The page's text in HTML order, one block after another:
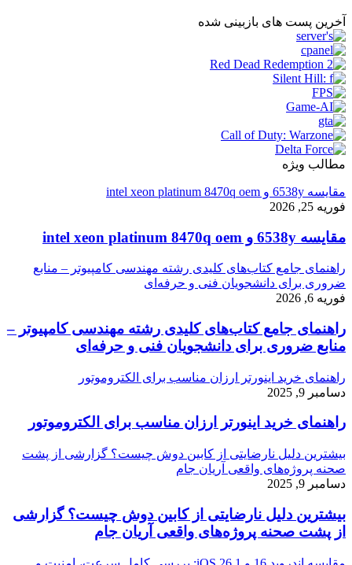
آخرین پست های بازبینی شده
مطالب ویژه
مقایسه 6538y و intel xeon platinum 8470q oem
فوریه 25, 2026
مقایسه 6538y و intel xeon platinum 8470q oem
راهنمای جامع کتاب‌های کلیدی رشته مهندسی کامپیوتر – منابع
ضروری برای دانشجویان فنی و حرفه‌ای
فوریه 6, 2026
راهنمای جامع کتاب‌های کلیدی رشته مهندسی کامپیوتر –
منابع ضروری برای دانشجویان فنی و حرفه‌ای
راهنمای خرید اینورتر ارزان مناسب برای الکتروموتور
دسامبر 9, 2025
راهنمای خرید اینورتر ارزان مناسب برای الکتروموتور
بیشترین دلیل نارضایتی از کابین دوش چیست؟ گزارشی از پشت
صحنه پروژه‌های واقعی آریان جام
دسامبر 9, 2025
بیشترین دلیل نارضایتی از کابین دوش چیست؟ گزارشی
از پشت صحنه پروژه‌های واقعی آریان جام